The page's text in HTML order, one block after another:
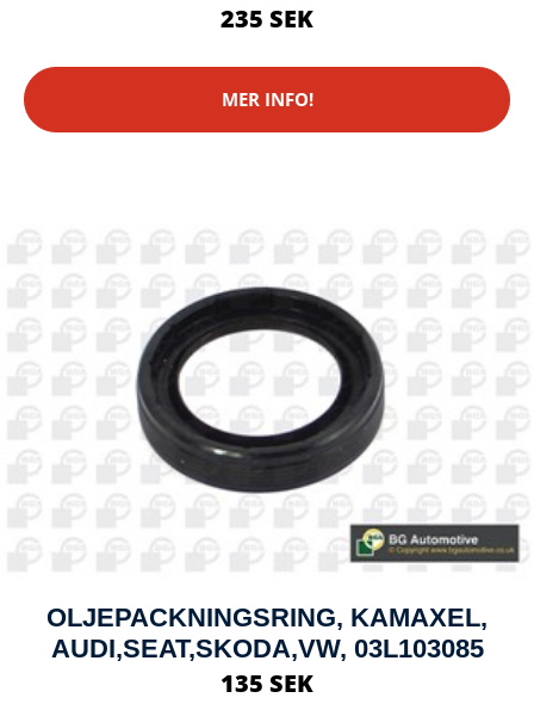
235 SEK
MER INFO!
OLJEPACKNINGSRING, KAMAXEL,
AUDI,SEAT,SKODA,VW, 03L103085
135 SEK